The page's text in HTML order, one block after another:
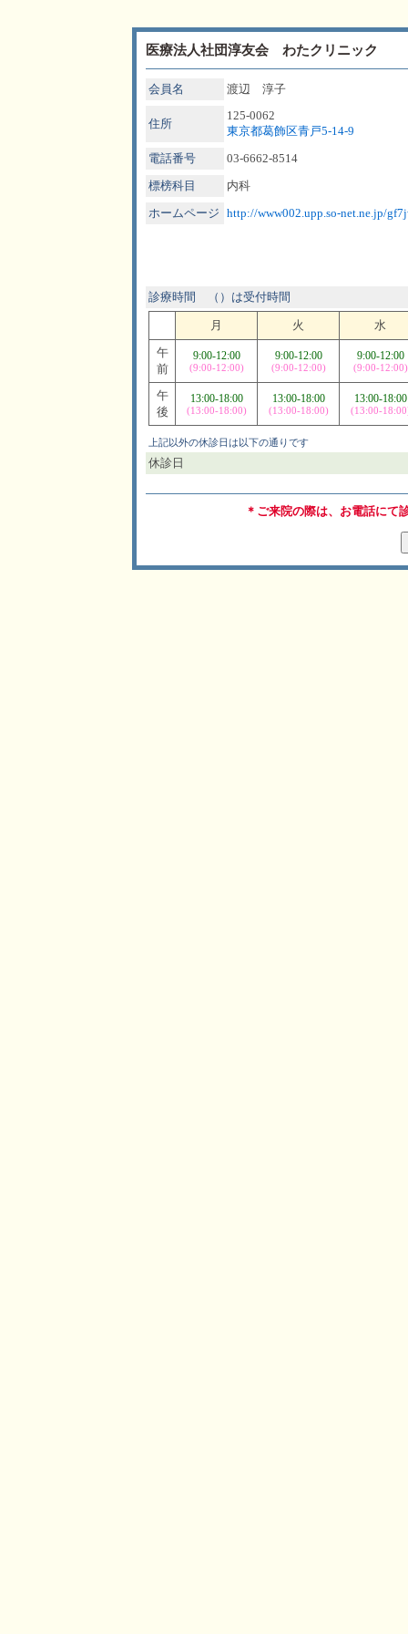
医療法人社団淳友会 わたクリニック
会員名 渡辺 淳子
住所
125-0062
東京都葛飾区青戸5-14-9
電話番号
03-6662-8514
標榜科目
内科
ホームページ http://www002.upp.so-net.ne.jp/
診療時間 （）は受付時間
月 火
水
午
前
9:00-12:00
(9:00-12:00)
9:00-12:00
(9:00-12:00)
9:00-12:00
(9:00-12:00)
午
後
13:00-18:00
(13:00-18:00)
13:00-18:00
(13:00-18:00)
13:00-18:00
(13:00-
上記以外の休診日は以下の通りです
休診日
＊ご来院の際は、お電話にて